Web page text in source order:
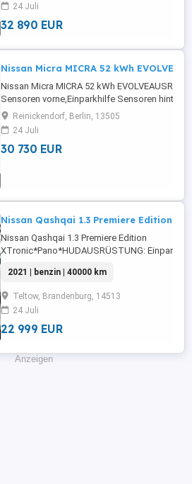
Scheinwerfer,Servolenkung,LED-
24 Juli
32 890 EUR
Nissan Micra MICRA 52 kWh EVOLVE
Nissan Micra MICRA 52 kWh
Sensoren vorne,Einparkhilfe Sensoren
Rückfahrkamera,Fahrerairbag,Einparkhilfe
Lenkrad,Berganfahrassistent,Radio,LED-
Scheinwerfer,Servolenkung,Elektrische ...
Reinickendorf, Berlin, 13505
24 Juli
30 730 EUR
Nissan Qashqai 1.3 Premiere Edition
Nissan Qashqai 1.3 Premiere Edition
XTronic*Pano*HUDAUSRÜSTUNG:
Frontscheibe,Beheizbares
Radio,Radio,LED-
Tagfahrlicht,Elektrische ...
2021 | benzin | 40000 km
Teltow, Brandenburg, 14513
24 Juli
22 999 EUR
Anzeigen